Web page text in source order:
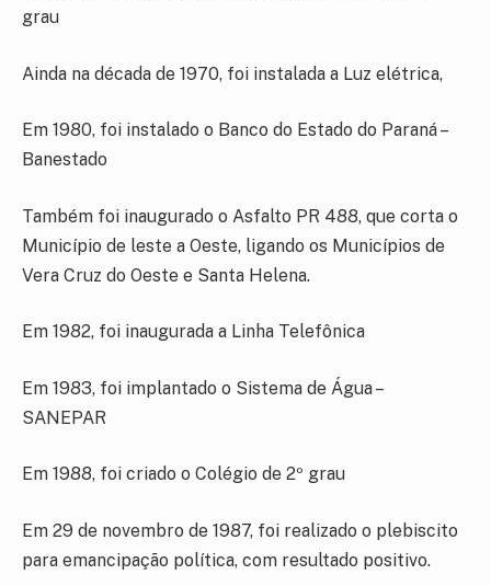
grau
Ainda na década de 1970, foi instalada a Luz elétrica,
Em 1980, foi instalado o Banco do Estado do Paraná –
Banestado
Também foi inaugurado o Asfalto PR 488, que corta o
Município de leste a Oeste, ligando os Municípios de
Vera Cruz do Oeste e Santa Helena.
Em 1982, foi inaugurada a Linha Telefônica
Em 1983, foi implantado o Sistema de Água –
SANEPAR
Em 1988, foi criado o Colégio de 2º grau
Em 29 de novembro de 1987, foi realizado o plebiscito
para emancipação política, com resultado positivo.